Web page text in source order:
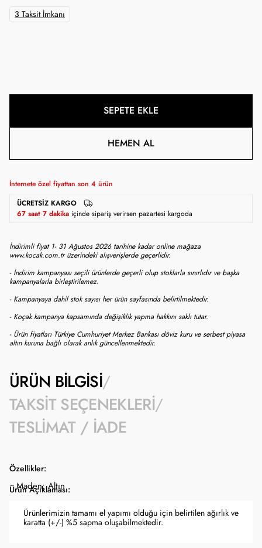
3 Taksit İmkanı
SEPETE EKLE
HEMEN AL
İnternete özel fiyattan son 4 ürün
ÜCRETSIZ KARGO
67 saat 7 dakika içinde sipariş verirsen pazartesi kargoda
İndirimli fiyat 1- 31 Ağustos 2026 tarihine kadar online mağaza
www.kocak.com.tr üzerindeki alışverişlerde geçerlidir.
- İndirim kampanyası seçili ürünlerde geçerli olup stoklarla sınırlıdır ve başka
kampanyalarla birleştirilemez.
- Kampanyaya dahil stok sayısı her ürün sayfasında belirtilmektedir.
- Koçak kampanya kapsamında değişiklik yapma hakkını saklı tutar.
- Ürün fiyatları Türkiye Cumhuriyet Merkez Bankası döviz kuru ve serbest piyasa
altın kuruna bağlı olarak anlık güncellenmektedir.
ÜRÜN BILGISI
TAKSIT SEÇENEKLERI
TESLIMAT / İADE
Özellikler:
Maden: Altın
Ürün Açıklaması:
Ürünlerimizin tamamı el yapımı olduğu için belirtilen ağırlık ve
karatta (+/-) %5 sapma oluşabilmektedir.